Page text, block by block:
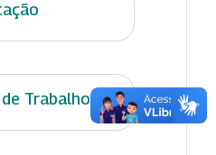
Trabalho